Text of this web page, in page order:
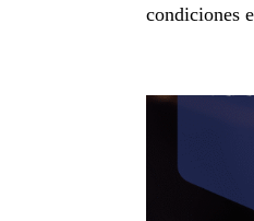
condiciones